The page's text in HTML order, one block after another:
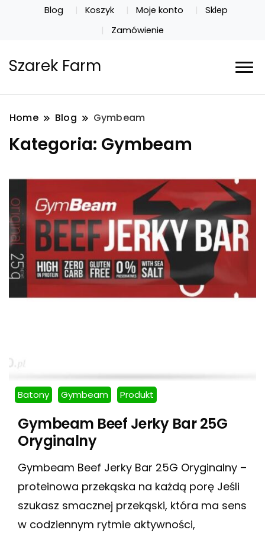
Blog Koszyk Moje konto
Sklep
Zamówienie
Szarek Farm
Home Blog Gymbeam
Kategoria: Gymbeam
Batony Gymbeam Produkt
Gymbeam Beef Jerky Bar 25G
Oryginalny
Gymbeam Beef Jerky Bar 25G Oryginalny –
proteinowa przekąska na każdą porę Jeśli
szukasz smacznej przekąski, która ma sens
w codziennym rytmie aktywności,